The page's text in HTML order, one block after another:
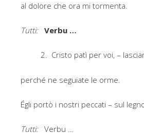
al dolore che ora mi tormenta.
Tutti: Verbu …
Cristo patì per voi, –
perché ne seguiate le orme.
Égli portò i nostri peccati – sul
Tutti:Verbu …